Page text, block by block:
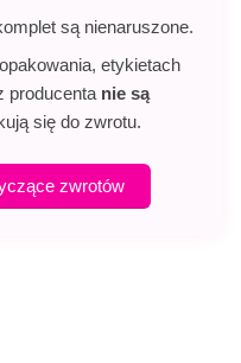
są nienaruszone.
etykietach
producenta nie są
się do zwrotu.
zwrotów